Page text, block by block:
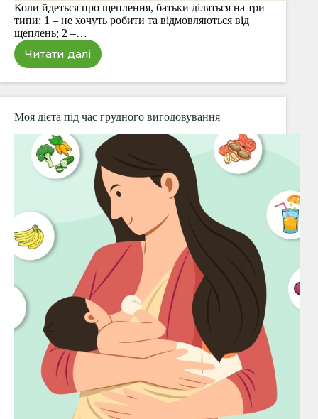
Коли йдеться про щеплення, батьки діляться на три
типи: 1 – не хочуть робити та відмовляються від
щеплень; 2 –…
Читати далі
Щеплення
не
за
графіком.
Температура
після
вакцини
Моя дієта під час грудного вигодовування